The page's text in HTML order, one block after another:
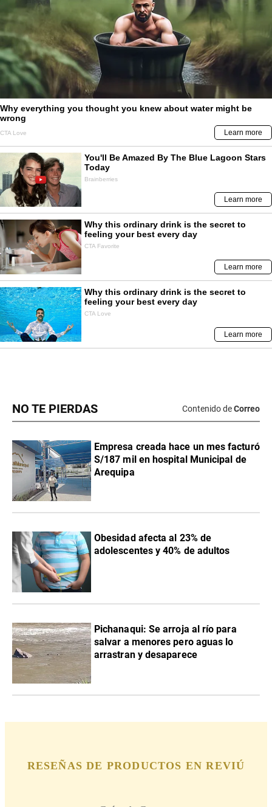
NO TE PIERDAS Contenido deCorreo
Empresa creada hace un mes facturó
S/187 mil en hospital Municipal de
Arequipa
Obesidad afecta al 23% de
adolescentes y 40% de adultos
Pichanaqui: Se arroja al río para
salvar a menores pero aguas lo
arrastran y desaparece